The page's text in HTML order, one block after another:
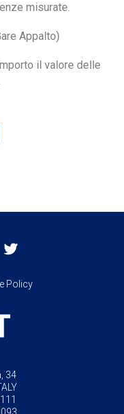
misurate.
Appalto)
il valore delle
Policy
34